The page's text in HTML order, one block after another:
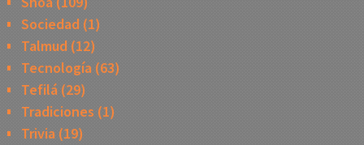
Sociedad(1)
Talmud (12)
Tecnología(63)
Tefilá(29)
Tradiciones (1)
Trivia(19)